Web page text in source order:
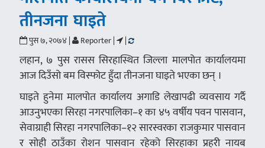
तीनजना घाइते
पुस ७, २०७४ | Reporter | |
लहान, ७ पुस रासस सिरहास्थित जिल्ला मालपोत कार्यालयमा
आज दिउँसो बम विस्फोट हुँदा तीनजना घाइते भएका छन् ।
घाइते हुनेमा मालपोत कार्यालय अगाडि लेखापढी व्यवसाय गर्दै
आउनुभएका सिरहा नगरपालिका–१ का ४५ वर्षीय पवन पासवान,
सेवाग्राही सिरहा नगरपालिका–१२ सारस्वरका राजकुमार पासवान
र सोही ठाउँका रोशन पासवान रहेको सिरहाका प्रहरी नायब